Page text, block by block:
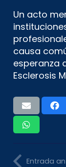
Un acto
causa
esperanza
Esclerosis
Entrada